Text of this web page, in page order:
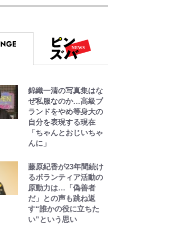
に妊娠しました~詰んだ
です~ 第1話
公式-冒険家になろう! ~
公式-辺境領主の俺は悪
役令嬢として追放され
た嫁のため、大国を滅
ぼすことにした。 第2
話(3)
錦織一清の写真集はな
ぜ私服なのか…高級ブ
ランドをやめ等身大の
自分を表現する現在
「ちゃんとおじいちゃ
んに」
藤原紀香が23年間続け
るボランティア活動の
原動力は…「偽善者
だ」との声も跳ね返
す“誰かの役に立ちた
い”という思い